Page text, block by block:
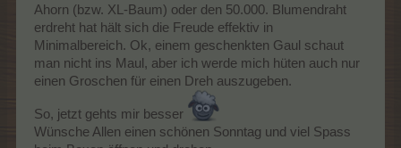
Ahorn (bzw. XL-Baum) oder den 50.000. Blumendraht
erdreht hat hält sich die Freude effektiv in
Minimalbereich. Ok, einem geschenkten Gaul schaut
man nicht ins Maul, aber ich werde mich hüten auch nur
einen Groschen für einen Dreh auszugeben.
So, jetzt gehts mir besser
Wünsche Allen einen schönen Sonntag und viel Spass